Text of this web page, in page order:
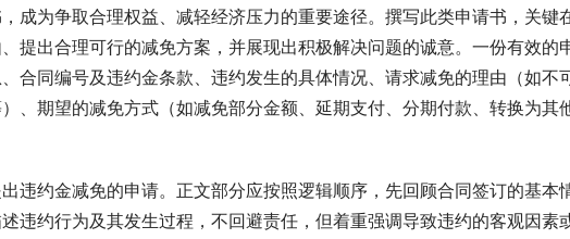
成为争取合理权益、减轻经济压力的重要途径。撰写此类申请书，关键
提出合理可行的减免方案，并展现出积极解决问题的诚意。一份有效的
合同编号及违约金条款、违约发生的具体情况、请求减免的理由（如不
、期望的减免方式（如减免部分金额、延期支付、分期付款、转换为其
违约金减免的申请。正文部分应按照逻辑顺序，先回顾合同签订的基本
违约行为及其发生过程，不回避责任，但着重强调导致违约的客观因素